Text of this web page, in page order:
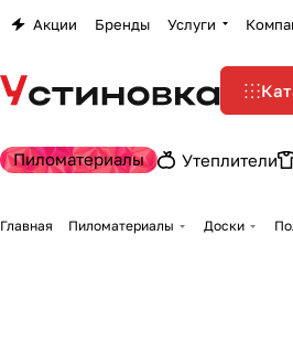
Акции Бренды Услуги
Пиломатериалы Утеплители
Главная Пиломатериалы Доски